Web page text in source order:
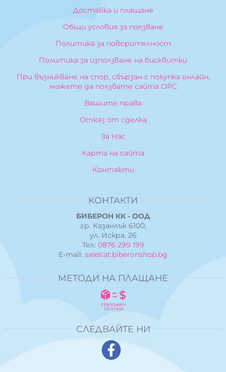
Доставка и плащане
Общи условия за ползване
Политика за поверителност
Политика за използване на бисквитки
При възникване на спор, свързан с покупка онлайн,
можете да ползвате сайта ОРС
Вашите права
Отказ от сделка
За Нас
Карта на сайта
Контакти
КОНТАКТИ
БИБЕРОН КК - ООД
гр. Казанлък 6100,
ул. Искра, 26
Тел: 0876 299 199
E-mail: sales:at:biberonshop.bg
МЕТОДИ НА ПЛАЩАНЕ
СЛЕДВАЙТЕ НИ